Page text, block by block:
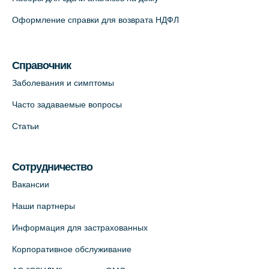
+7 (812) 660-73-69
На карте
На карте
Лабораторный терминал на
партнёр)
+7 (812) 498-10-30
Оформление справки для возврата НДФЛ
Справочник
Заболевания и симптомы
Часто задаваемые вопросы
Статьи
Сотрудничество
Вакансии
Наши партнеры
Информация для застрахованных
Корпоративное обслуживание